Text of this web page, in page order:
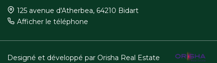
125 avenue d'Atherbea, 64210 Bidart
Afficher le téléphone
Designé et développé par Orisha Real Estate